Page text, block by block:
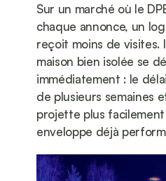
Sur un marché où le
chaque annonce, un
reçoit moins de visites.
maison bien isolée se
immédiatement : le
de plusieurs semaines
projette plus
enveloppe déjà